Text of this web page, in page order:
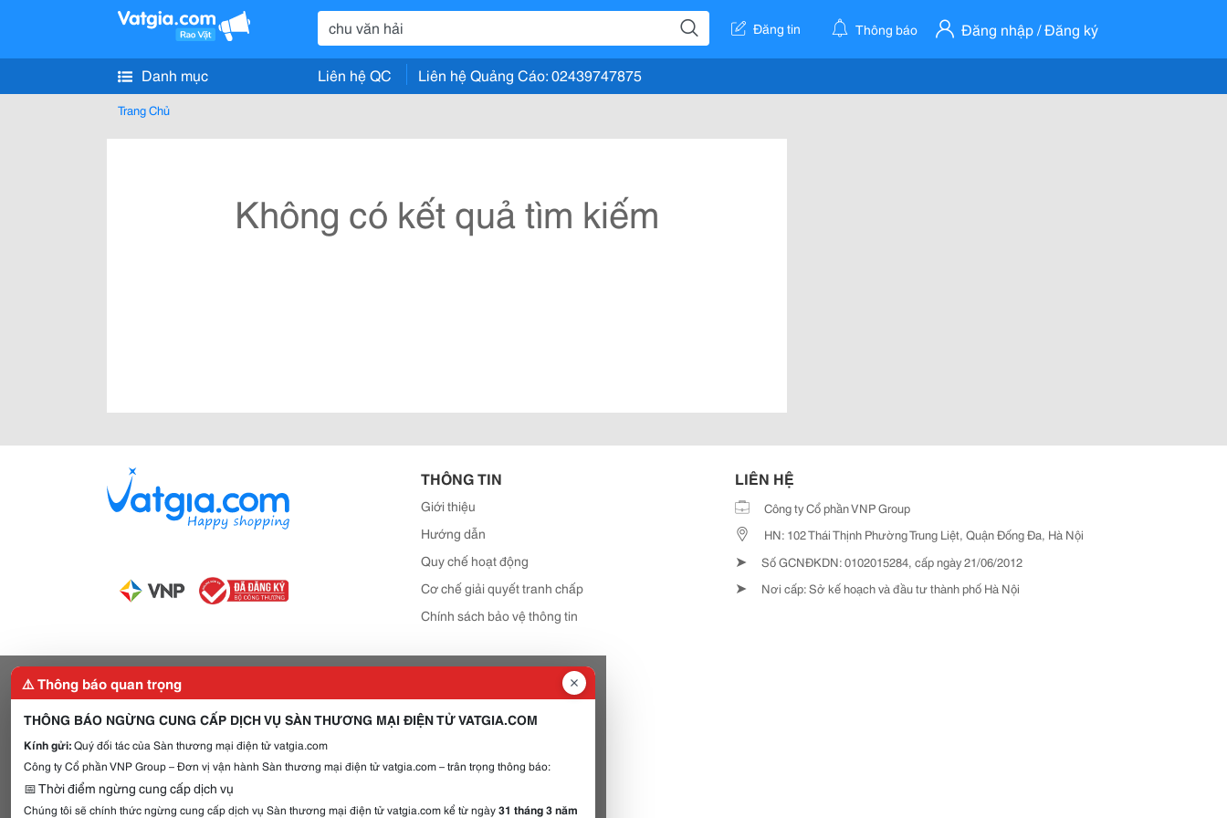
Đăng tin Thông báo Đăng nhập / Đăng ký
Danh mục Liên hệ QC Liên hệ Quảng Cáo: 02439747875
Trang Chủ
Không có kết quả tìm kiếm
THÔNG TIN
Giới thiệu
Hướng dẫn
Quy chế hoạt động
Cơ chế giải quyết tranh chấp
Chính sách bảo vệ thông tin
LIÊN HỆ
Công ty Cổ phần VNP Group
HN: 102 Thái Thịnh Phường Trung Liệt, Quận Đống Đa, Hà Nội
➤ Số GCNĐKDN: 0102015284, cấp ngày 21/06/2012
➤ Nơi cấp: Sở kế hoạch và đầu tư thành phố Hà Nội
⚠️ Thông báo quan trọng
THÔNG BÁO NGỪNG CUNG CẤP DỊCH VỤ SÀN THƯƠNG MẠI ĐIỆN TỬ VATGIA.COM
Kính gửi:Quý đối tác của Sàn thương mại điện tử vatgia.com
Công ty Cổ phần VNP Group – Đơn vị vận hành Sàn thương mại điện tử vatgia.com – trân trọng thông báo:
📅 Thời điểm ngừng cung cấp dịch vụ
Chúng tôi sẽ chính thức ngừng cung cấp dịch vụ Sàn thương mại điện tử vatgia.com kể từ ngày31 tháng 3 năm